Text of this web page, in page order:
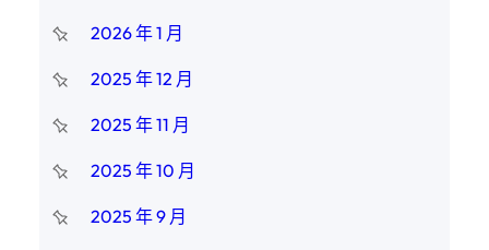
2026 年 1 月
2025 年 12 月
2025 年 11 月
2025 年 10 月
2025 年 9 月